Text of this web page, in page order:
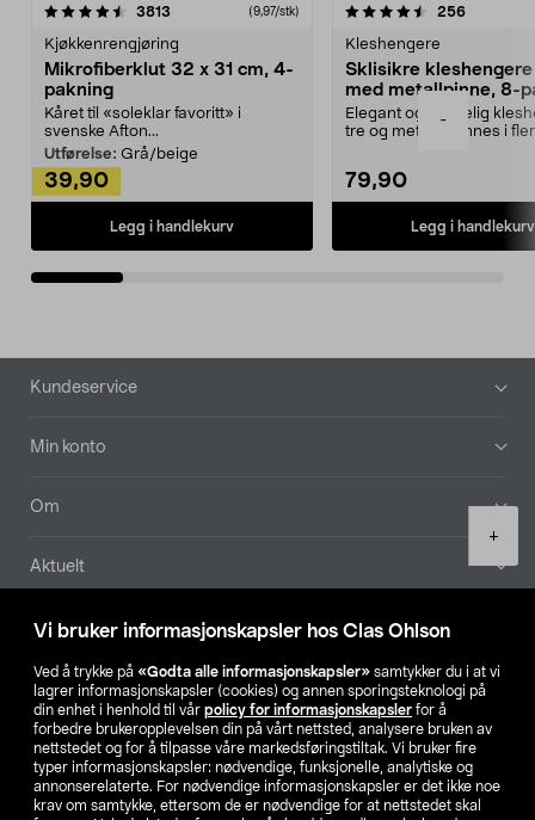
Vi bruker informasjonskapsler hos Clas Ohlson
Ved å trykke på «Godta alle informasjonskapsler» samtykker du i at vi
lagrer informasjonskapsler (cookies) og annen sporingsteknologi på
din enhet i henhold til vår policy for informasjonskapsler for å
forbedre brukeropplevelsen din på vårt nettsted, analysere bruken av
nettstedet og for å tilpasse våre markedsføringstiltak. Vi bruker fire
typer informasjonskapsler: nødvendige, funksjonelle, analytiske og
annonserelaterte. For nødvendige informasjonskapsler er det ikke noe
krav om samtykke, ettersom de er nødvendige for at nettstedet skal
-
+
3813 anmeldelser(9,97/stk)
Kjøkkenrengjøring
Mikrofiberklut 32 x 31 cm, 4-
pakning
Kåret til «soleklar favoritt» i
svenske Afton...
Utførelse: Grå/beige
39,90
Legg i handlekurv
4.5av 5 stjerner 256
Kleshengere
Sklisikre
med metallpinne, 8-
Elegant og skikkelig
tre og metall – finnes i
79,90
Legg i handlekurv
4.5av 5 stjerner
Bunntekst
Kundeservice
Min konto
Om
Aktuelt
Våre selskaper
Finn din butikk
SE NO FI